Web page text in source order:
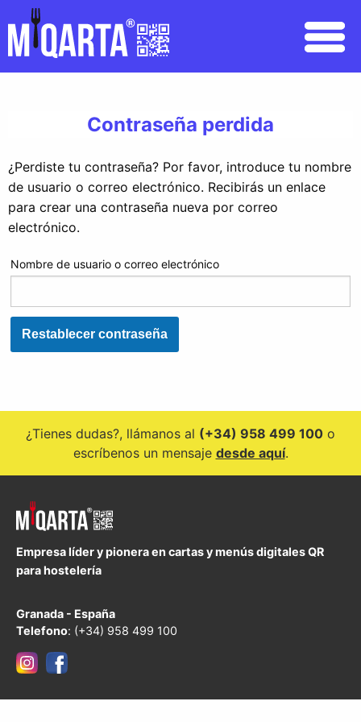
Contraseña perdida
¿Perdiste tu contraseña? Por favor, introduce tu nombre
de usuario o correo electrónico. Recibirás un enlace
para crear una contraseña nueva por correo
electrónico.
Nombre de usuario o correo electrónico
Restablecer contraseña
¿Tienes dudas?, llámanos al (+34) 958 499 100 o
escríbenos un mensaje desde aquí.
Empresa líder y pionera en cartas y menús digitales QR
para hostelería
Granada - España
Telefono: (+34) 958 499 100